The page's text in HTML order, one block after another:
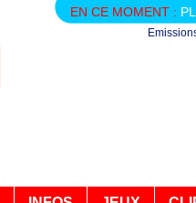
EN CE MOMENT :